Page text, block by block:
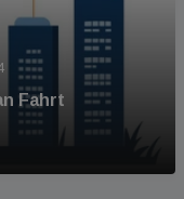
Fahrt